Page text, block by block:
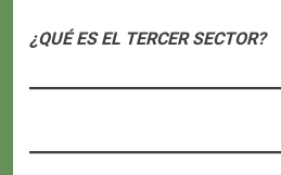
¿QUÉ ES EL TERCER SECTOR?